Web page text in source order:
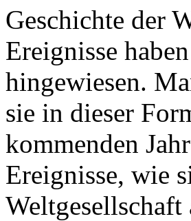
Geschichte der
Ereignisse
hingewiesen.
sie in dieser
kommenden
Ereignisse, wie
Weltgesellschaft